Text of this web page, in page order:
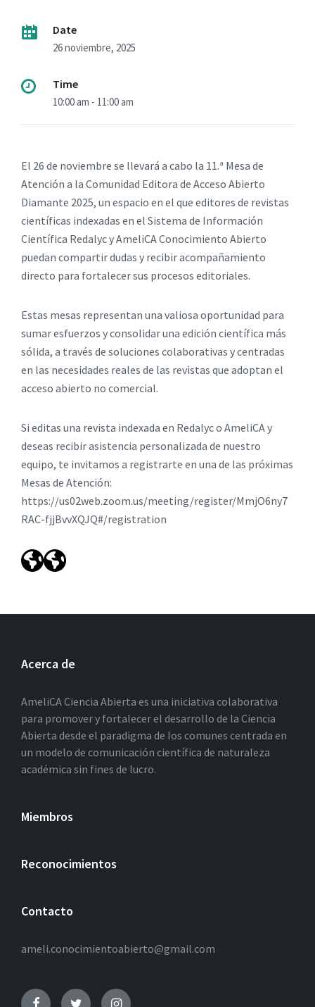
Date
26 noviembre, 2025
Time
10:00 am - 11:00 am
El 26 de noviembre se llevará a cabo la 11.ª Mesa de
Atención a la Comunidad Editora de Acceso Abierto
Diamante 2025, un espacio en el que editores de revistas
científicas indexadas en el Sistema de Información
Científica Redalyc y AmeliCA Conocimiento Abierto
puedan compartir dudas y recibir acompañamiento
directo para fortalecer sus procesos editoriales.
Estas mesas representan una valiosa oportunidad para
sumar esfuerzos y consolidar una edición científica más
sólida, a través de soluciones colaborativas y centradas
en las necesidades reales de las revistas que adoptan el
acceso abierto no comercial.
Si editas una revista indexada en Redalyc o AmeliCA y
deseas recibir asistencia personalizada de nuestro
equipo, te invitamos a registrarte en una de las próximas
Mesas de Atención:
https://us02web.zoom.us/meeting/register/MmjO6ny7
RAC-fjjBvvXQJQ#/registration
Acerca de
AmeliCA Ciencia Abierta es una iniciativa colaborativa
para promover y fortalecer el desarrollo de la Ciencia
Abierta desde el paradigma de los comunes centrada en
un modelo de comunicación científica de naturaleza
académica sin fines de lucro.
Miembros
Reconocimientos
Contacto
ameli.conocimientoabierto@gmail.com
FacebookTwitter Instagram